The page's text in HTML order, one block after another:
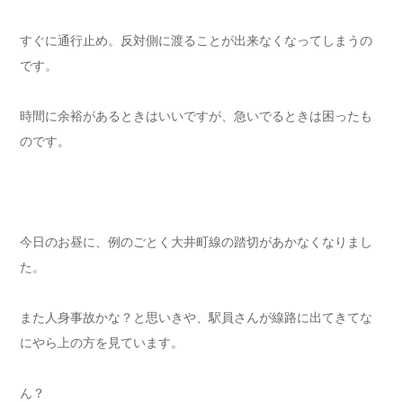
すぐに通行止め。反対側に渡ることが出来なくなってしまうの
です。
時間に余裕があるときはいいですが、急いでるときは困ったも
のです。
今日のお昼に、例のごとく大井町線の踏切があかなくなりまし
た。
また人身事故かな？と思いきや、駅員さんが線路に出てきてな
にやら上の方を見ています。
ん？